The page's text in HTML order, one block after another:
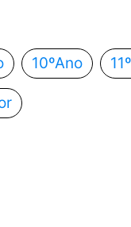
10ºAno